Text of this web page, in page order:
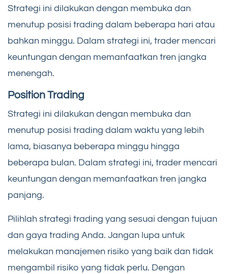
Strategi ini dilakukan dengan membuka dan
menutup posisi trading dalam beberapa hari atau
bahkan minggu. Dalam strategi ini, trader mencari
keuntungan dengan memanfaatkan tren jangka
menengah.
Position Trading
Strategi ini dilakukan dengan membuka dan
menutup posisi trading dalam waktu yang lebih
lama, biasanya beberapa minggu hingga
beberapa bulan. Dalam strategi ini, trader mencari
keuntungan dengan memanfaatkan tren jangka
panjang.
Pilihlah strategi trading yang sesuai dengan tujuan
dan gaya trading Anda. Jangan lupa untuk
melakukan manajemen risiko yang baik dan tidak
mengambil risiko yang tidak perlu. Dengan